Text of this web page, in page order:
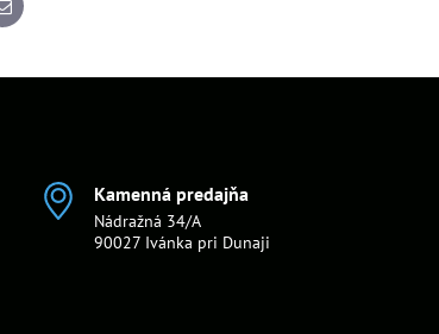
E-
mail
Kamenná predajňa
Nádražná 34/A
90027 Ivánka pri Dunaji